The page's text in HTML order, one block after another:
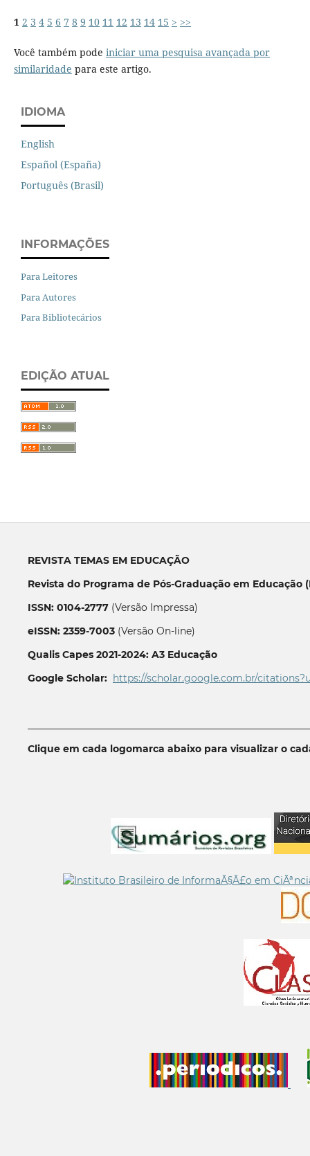
1 2 3 4 5 6 7 8 9 10 11 12 13 14 15 > >>
Você também pode iniciar uma pesquisa avançada por
similaridade para este artigo.
IDIOMA
English
Español (España)
Português (Brasil)
INFORMAÇÕES
Para Leitores
Para Autores
Para Bibliotecários
EDIÇÃO ATUAL
REVISTA TEMAS EM EDUCAÇÃO
Revista do Programa de Pós-Graduação em Educação
ISSN: 0104-2777(Versão Impressa)
eISSN: 2359-7003(Versão On-line)
Qualis Capes 2021-2024: A3 Educação
Google Scholar: https://scholar.google.com.br/
Clique em cada logomarca abaixo para visualizar o